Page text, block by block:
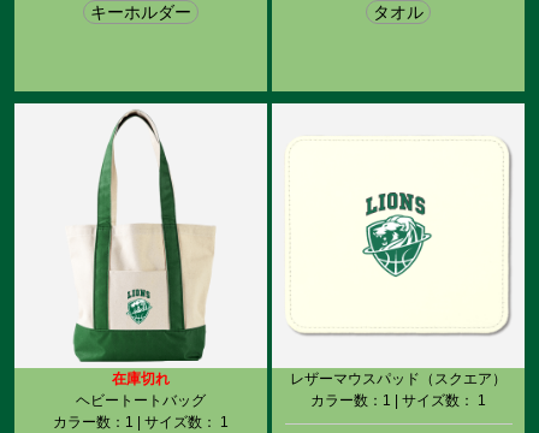
キーホルダー タオル
在庫切れ
ヘビートートバッグ
カラー数：1 | サイズ数： 1
レザーマウスパッド（スクエア）
カラー数：1 | サイズ数： 1